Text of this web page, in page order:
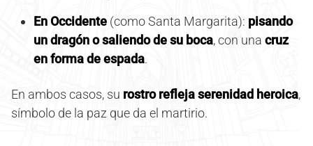
En Occidente (como Santa Margarita): pisando
un dragón o saliendo de su boca, con una cruz
en forma de espada.
En ambos casos, su rostro refleja serenidad heroica,
símbolo de la paz que da el martirio.